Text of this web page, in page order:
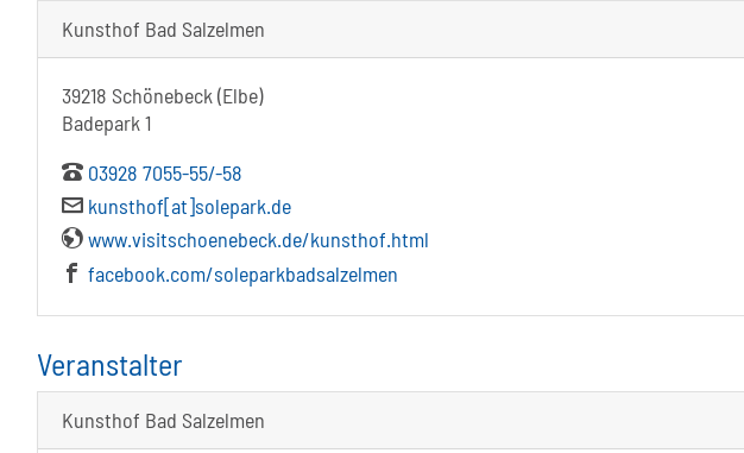
Kunsthof Bad Salzelmen
39218 Schönebeck (Elbe)
Badepark 1
03928 7055-55/-58
kunsthof[at]solepark.de
www.visitschoenebeck.de/kunsthof.html
facebook.com/soleparkbadsalzelmen
Veranstalter
Kunsthof Bad Salzelmen